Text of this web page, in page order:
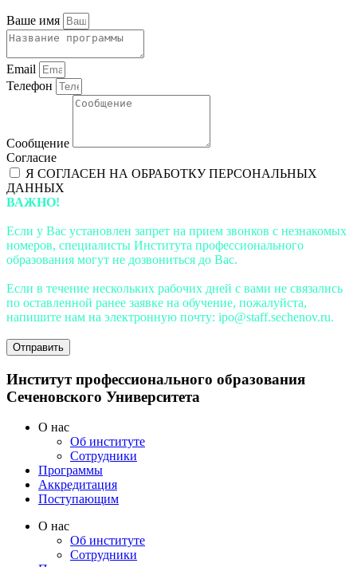
Ваше имя
Email
Телефон
Сообщение
Согласие
Я СОГЛАСЕН НА ОБРАБОТКУ ПЕРСОНАЛЬНЫХ
ДАННЫХ
ВАЖНО!
Если у Вас установлен запрет на прием звонков с незнакомых
номеров, специалисты Института профессионального
образования могут не дозвониться до Вас.
Если в течение нескольких рабочих дней с вами не связались
по оставленной ранее заявке на обучение, пожалуйста,
напишите нам на электронную почту: ipo@staff.sechenov.ru.
Отправить
Институт профессионального образования
Сеченовского Университета
O нас
Oб институте
Сотрудники
Программы
Аккредитация
Поступающим
O нас
Oб институте
Сотрудники